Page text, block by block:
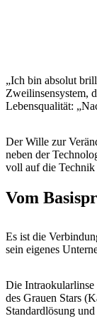
„Ich bin absolut
Zweilinsensystem,
Lebensqualität:
Der Wille zur
neben der
voll auf die Technik
Vom
Es ist die
sein eigenes
Die Intraokularlinse
des Grauen Stars
Standardlösung